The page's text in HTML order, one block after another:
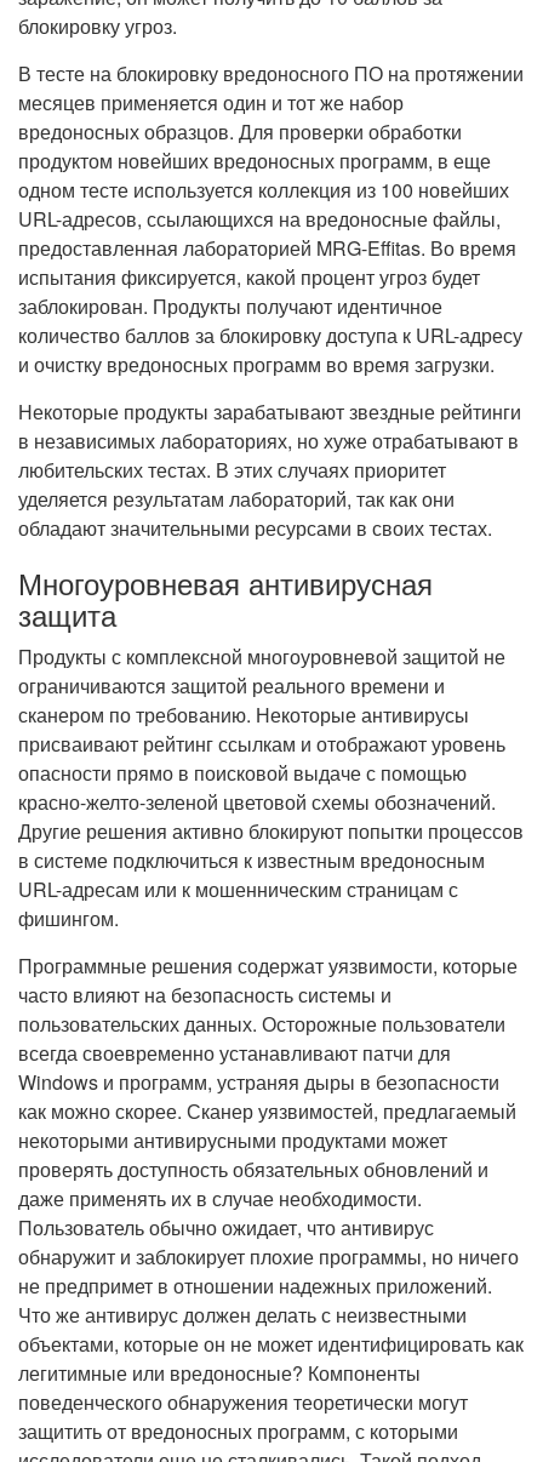
блокировку угроз.
В тесте на блокировку вредоносного ПО на протяжении
месяцев применяется один и тот же набор
вредоносных образцов. Для проверки обработки
продуктом новейших вредоносных программ, в еще
одном тесте используется коллекция из 100 новейших
URL-адресов, ссылающихся на вредоносные файлы,
предоставленная лабораторией MRG-Effitas. Во время
испытания фиксируется, какой процент угроз будет
заблокирован. Продукты получают идентичное
количество баллов за блокировку доступа к URL-адресу
и очистку вредоносных программ во время загрузки.
Некоторые продукты зарабатывают звездные рейтинги
в независимых лабораториях, но хуже отрабатывают в
любительских тестах. В этих случаях приоритет
уделяется результатам лабораторий, так как они
обладают значительными ресурсами в своих тестах.
Многоуровневая антивирусная
защита
Продукты с комплексной многоуровневой защитой не
ограничиваются защитой реального времени и
сканером по требованию. Некоторые антивирусы
присваивают рейтинг ссылкам и отображают уровень
опасности прямо в поисковой выдаче с помощью
красно-желто-зеленой цветовой схемы обозначений.
Другие решения активно блокируют попытки процессов
в системе подключиться к известным вредоносным
URL-адресам или к мошенническим страницам с
фишингом.
Программные решения содержат уязвимости, которые
часто влияют на безопасность системы и
пользовательских данных. Осторожные пользователи
всегда своевременно устанавливают патчи для
Windows и программ, устраняя дыры в безопасности
как можно скорее. Сканер уязвимостей, предлагаемый
некоторыми антивирусными продуктами может
проверять доступность обязательных обновлений и
даже применять их в случае необходимости.
Пользователь обычно ожидает, что антивирус
обнаружит и заблокирует плохие программы, но ничего
не предпримет в отношении надежных приложений.
Что же антивирус должен делать с неизвестными
объектами, которые он не может идентифицировать как
легитимные или вредоносные? Компоненты
поведенческого обнаружения теоретически могут
защитить от вредоносных программ, с которыми